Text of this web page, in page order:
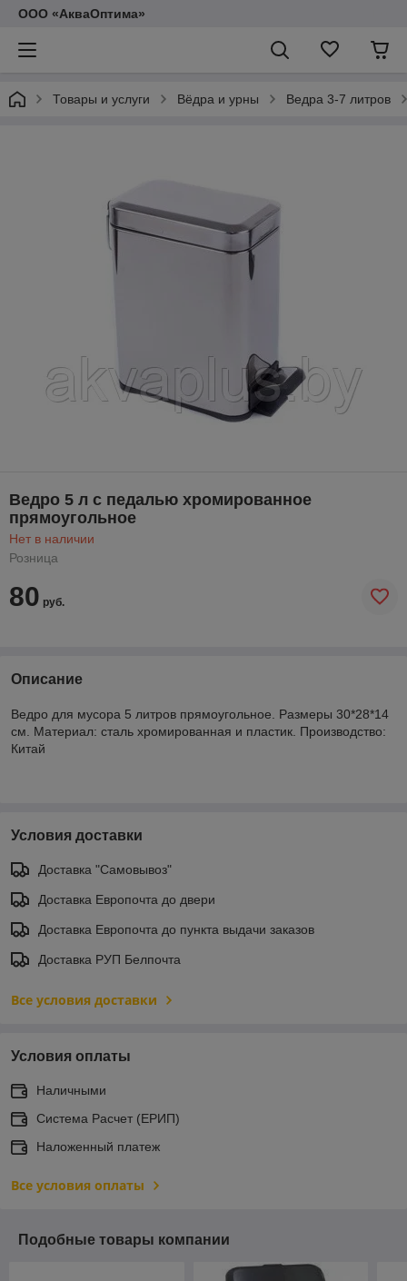
ООО «АкваОптима»
Товары и услуги Вёдра и урны Ведра 3-7 литров
Ведро 5 л с педалью хромированное
прямоугольное
Нет в наличии
Розница
80 руб.
Описание
Ведро для мусора 5 литров прямоугольное. Размеры 30*28*14
см. Материал: сталь хромированная и пластик. Производство:
Китай
Условия доставки
Доставка "Самовывоз"
Доставка Европочта до двери
Доставка Европочта до пункта выдачи заказов
Доставка РУП Белпочта
Все условия доставки
Условия оплаты
Наличными
Система Расчет (ЕРИП)
Наложенный платеж
Все условия оплаты
Подобные товары компании